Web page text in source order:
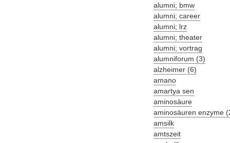
alumni; bmw
alumni; career
alumni; lrz
alumni; theater
alumni; vortrag
alumniforum (3)
alzheimer (6)
amano
amartya sen
aminosäure
aminosäuren enzyme
amsilk
amtszeit